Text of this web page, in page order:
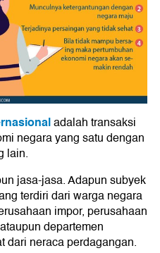
adalah transaksi
negara yang satu dengan
lain.
jasa-jasa. Adapun subyek
terdiri dari warga negara
impor, perusahaan
departemen
dari neraca perdagangan.